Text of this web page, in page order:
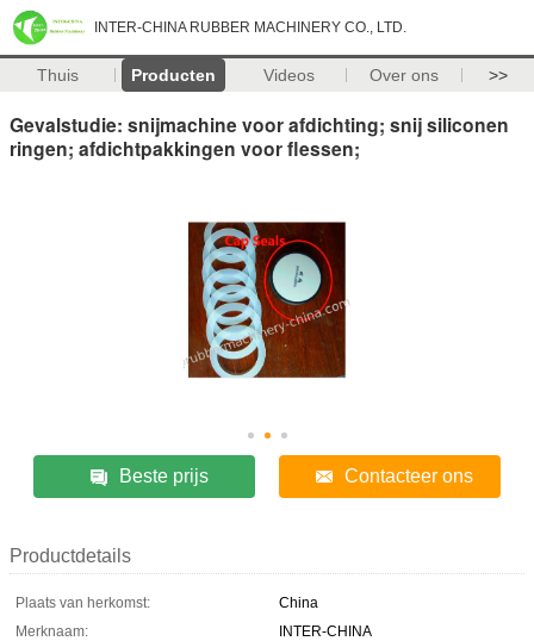
INTER-CHINA RUBBER MACHINERY CO., LTD.
Thuis Producten Videos Over ons >>
Gevalstudie: snijmachine voor afdichting; snij siliconen
ringen; afdichtpakkingen voor flessen;
Beste prijs Contacteer ons
Productdetails
Plaats van herkomst:
China
Merknaam:
INTER-CHINA